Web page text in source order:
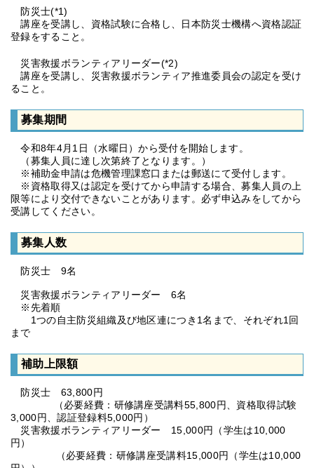
防災士(*1)
講座を受講し、資格試験に合格し、日本防災士機構へ資格認証
登録をすること。
災害救援ボランティアリーダー(*2)
講座を受講し、災害救援ボランティア推進委員会の認定を受け
ること。
募集期間
令和8年4月1日（水曜日）から受付を開始します。
（募集人員に達し次第終了となります。）
※補助金申請は危機管理課窓口または郵送にて受付します。
※資格取得又は認定を受けてから申請する場合、募集人員の上
限等により交付できないことがあります。必ず申込みをしてから
受講してください。
募集人数
防災士 9名
災害救援ボランティアリーダー 6名
※先着順
1つの自主防災組織及び地区連につき1名まで、それぞれ1回
まで
補助上限額
防災士 63,800円
（必要経費：研修講座受講料55,800円、資格取得試験
3,000円、認証登録料5,000円）
災害救援ボランティアリーダー 15,000円（学生は10,000
円）
（必要経費：研修講座受講料15,000円（学生は10,000